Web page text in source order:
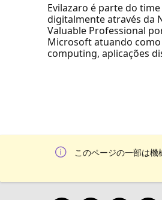
Evilazaro é parte do
digitalmente através da
Valuable Professional
Microsoft atuando
computing, aplicações
このページの一部は機